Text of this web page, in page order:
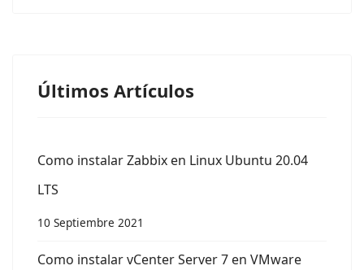
Últimos Artículos
Como instalar Zabbix en Linux Ubuntu 20.04
LTS
10 Septiembre 2021
Como instalar vCenter Server 7 en VMware